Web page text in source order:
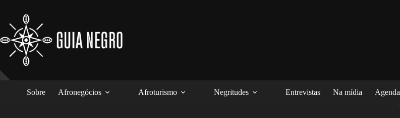
conteúdo
Sobre Afronegócios Afroturismo Negritudes Entrevistas Na mídia Agenda